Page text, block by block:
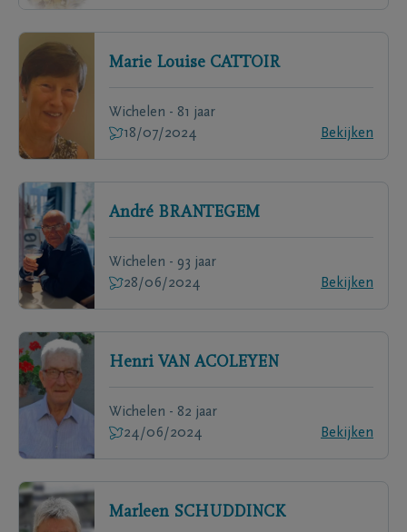
Marie Louise CATTOIR
Wichelen - 81 jaar
18/07/2024
Bekijken
André BRANTEGEM
Wichelen - 93 jaar
28/06/2024
Bekijken
Henri VAN ACOLEYEN
Wichelen - 82 jaar
24/06/2024
Bekijken
Marleen SCHUDDINCK